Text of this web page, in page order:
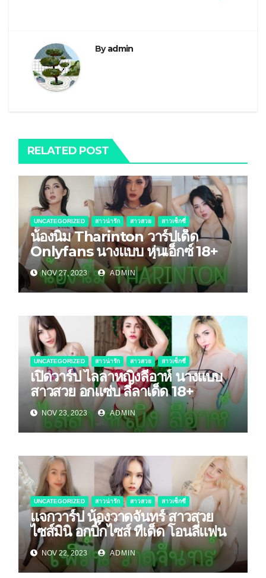
Byadmin
RELATED POST
UNCATEGORIZED สาวน่ารัก สาวสวย สาวเซ็กซี่
น้องนิ่ม Tharinton วาร์ปเด็ด
Onlyfans นางแบบ หุ่นเอ็กซ์ 18+
NOV 27, 2023 ADMIN
UNCATEGORIZED สาวน่ารัก สาวสวย สาวเซ็กซี่
เปิดวาร์ป ไลลาหญิงลีอาห์ นางแบบ
สาวสวย อกแซ่บ ลีลาเด็ด 18+
NOV 23, 2023 ADMIN
UNCATEGORIZED สาวน่ารัก สาวสวย สาวเซ็กซี่
แจกวาร์ป น้องวาดจันทร์ สาวสวย
ไซส์มินิ อกบิ๊กไซส์ ทีเด็ด โอนลี่แฟน
NOV 22, 2023 ADMIN